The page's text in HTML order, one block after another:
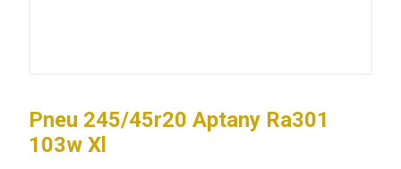
Pneu 245/45r20 Aptany Ra301
103w Xl